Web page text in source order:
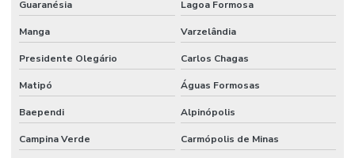
Profissional de limpeza
Projetos de infraestrutura e manutenção empresarial
Rede De Manutenção Preventiva
Reforma De Instalações Hidráulicas
Guaranésia Lagoa Formosa
Manga Varzelândia
Presidente Olegário Carlos Chagas
Matipó Águas Formosas
Baependi Alpinópolis
Campina Verde Carmópolis de Minas